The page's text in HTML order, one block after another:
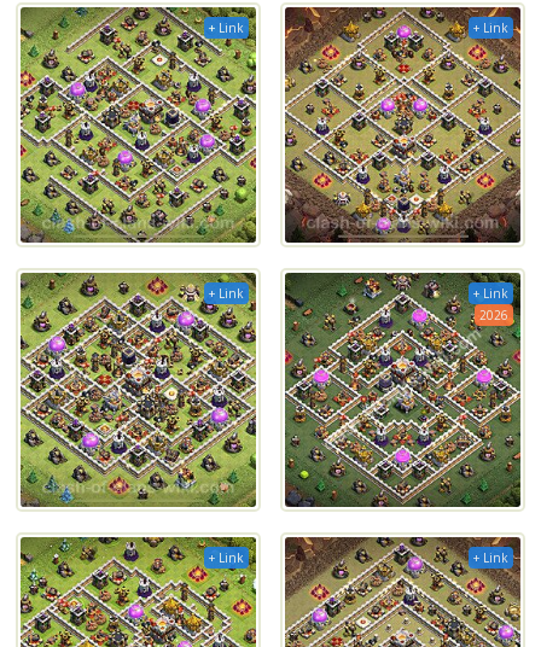
+ Link + Link
+ Link
+ Link
2026
+ Link + Link